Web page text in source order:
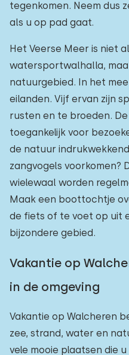
tegenkomen. Neem dus
als u op pad gaat.
Het Veerse Meer is niet
watersportwalhalla,
natuurgebied. In het
eilanden. Vijf ervan zijn
rusten en te broeden.
toegankelijk voor
de natuur
zangvogels voorkomen?
wielewaal worden
Maak een boottochtje
de fiets of te voet op uit
bijzondere gebied.
Vakantie op
in de omgeving
Vakantie op Walcheren
zee, strand, water en
vele mooie plaatsen die